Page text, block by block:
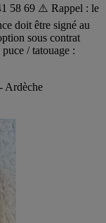
58 69 ⚠️ Rappel : le
doit être signé au
sous contrat
/ tatouage :
Ardèche